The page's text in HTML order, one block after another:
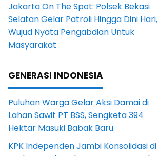
Jakarta On The Spot: Polsek Bekasi
Selatan Gelar Patroli Hingga Dini Hari,
Wujud Nyata Pengabdian Untuk
Masyarakat
GENERASI INDONESIA
Puluhan Warga Gelar Aksi Damai di
Lahan Sawit PT BSS, Sengketa 394
Hektar Masuki Babak Baru
KPK Independen Jambi Konsolidasi di